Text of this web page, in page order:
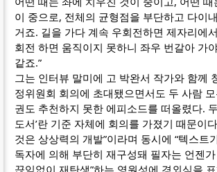
이 중으로, 전체의 균형점을 부단하고 다이
거죠. 길을 가다 계속 우회전하면 제자리에
회전 하면 움직이지 못하니 좌우 번갈아 가
같죠.”
그는 인터뷰 말미에 고 박완서 작가와 함께
정위원회 회의에 초대됐으면서도 두 사람
권도 추천하지 못한 에피소드를 떠올렸다.
도서’란 기준 자체에 회의를 가졌기 때문이
것은 상상력의 개발”이라며 동시에 “텍스트
독자에 의해 부단히 재구성돼 필자는 언젠
끊임없이 재탄생”하는 영원성에 경외심을